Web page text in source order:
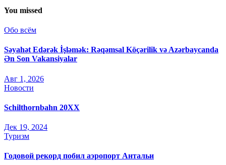
You missed
Обо всём
Səyahət Edərək İşləmək: Rəqəmsal Köçərilik və Azərbaycanda
Ən Son Vakansiyalar
Авг 1, 2026
Новости
Schilthornbahn 20XX
Дек 19, 2024
Туризм
Годовой рекорд побил аэропорт Антальи